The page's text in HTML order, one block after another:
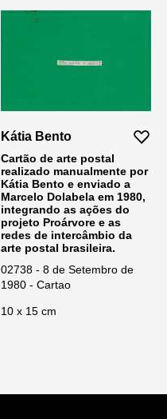
Kátia Bento
Cartão de arte postal
realizado manualmente por
Kátia Bento e enviado a
Marcelo Dolabela em 1980,
integrando as ações do
projeto Proárvore e as
redes de intercâmbio da
arte postal brasileira.
02738 - 8 de Setembro de
1980 - Cartao
10 x 15 cm